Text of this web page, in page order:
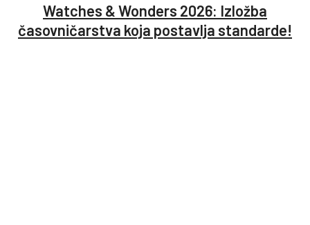
Watches & Wonders 2026: Izložba
časovničarstva koja postavlja standarde!